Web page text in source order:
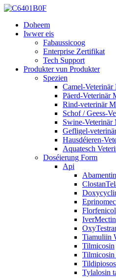
Doheem
Iwwer eis
Fabaussicoog
Enterprise Zertifikat
Tech Support
Produkter vun Produkter
Spezien
Camel-Veterinär
Päerd-Veterinär
Rind-veterinär
Schof / Geess-
Swine-Veterinär
Gefligel-
Hausdéieren-
Aquatesch
Doséierung Form
Api
Abamentin
Florfenicol
IverMectin
Tiamuliin
Tilmicosin
Tilmicosin
Tylalosin